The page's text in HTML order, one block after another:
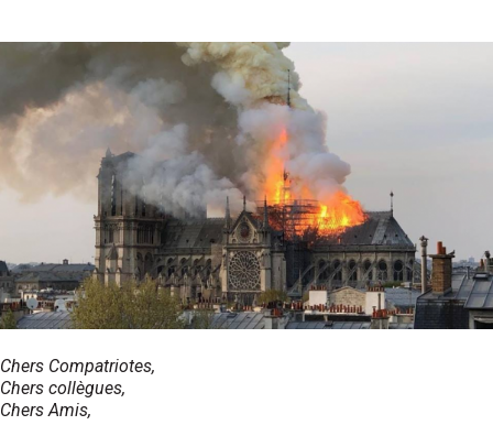
Chers Compatriotes,
Chers collègues,
Chers Amis,